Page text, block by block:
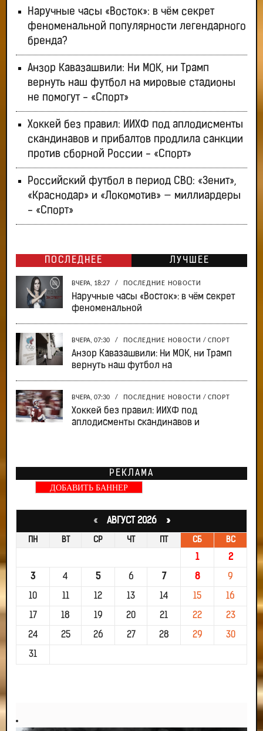
Наручные часы «Восток»: в чём секрет
феноменальной популярности легендарного
бренда?
Анзор Кавазашвили: Ни МОК, ни Трамп
вернуть наш футбол на мировые стадионы
не помогут - «Спорт»
Хоккей без правил: ИИХФ под аплодисменты
скандинавов и прибалтов продлила санкции
против сборной России - «Спорт»
Российский футбол в период СВО: «Зенит»,
«Краснодар» и «Локомотив» — миллиардеры
- «Спорт»
ПОСЛЕДНЕЕ ЛУЧШЕЕ
ВЧЕРА, 18:27 / ПОСЛЕДНИЕ НОВОСТИ
Наручные часы «Восток»: в чём секрет
феноменальной
ВЧЕРА, 07:30 / ПОСЛЕДНИЕ НОВОСТИ / СПОРТ
Анзор Кавазашвили: Ни МОК, ни Трамп
вернуть наш футбол на
ВЧЕРА, 07:30 / ПОСЛЕДНИЕ НОВОСТИ / СПОРТ
Хоккей без правил: ИИХФ под
аплодисменты скандинавов и
РЕКЛАМА
ДОБАВИТЬ БАННЕР
«АВГУСТ 2026 »
ПН ВТ СР ЧТ ПТ СБ ВС
1 2
3 4 5 6 7 8 9
10 11 12 13 14 15 16
17 18 19 20 21 22 23
24 25 26 27 28 29 30
31